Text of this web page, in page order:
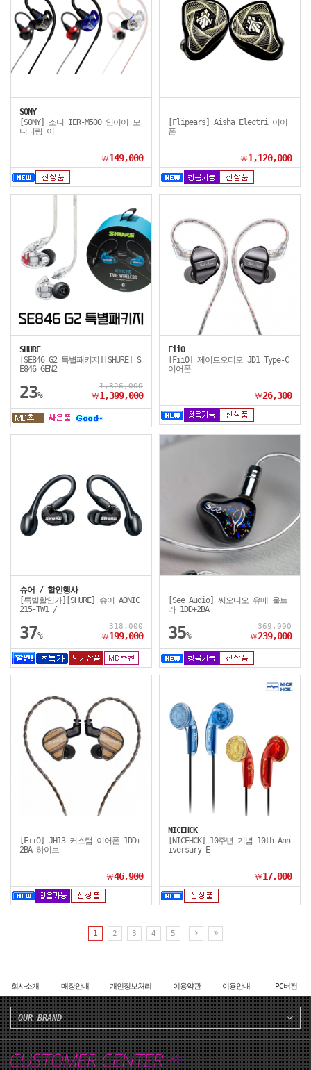
SONY
[SONY] 소니 IER-M500 인이어 모
니터링 이
￦149,000
[Flipears] Aisha Electri 이어
폰
￦1,120,000
SHURE
[SE846 G2 특별패키지][SHURE] S
E846 GEN2
23%
1,826,000
￦1,399,000
FiiO
[FiiO] 제이드오디오 JD1 Type-C
이어폰
￦26,300
슈어 / 할인행사
[특별할인가][SHURE] 슈어 AONIC
215-TW1 /
37%
318,000
￦199,000
[See Audio] 씨오디오 유메 울트
라 1DD+2BA
35%
369,000
￦239,000
[FiiO] JH13 커스텀 이어폰 1DD+
2BA 하이브
￦46,900
NICEHCK
[NICEHCK] 10주년 기념 10th Ann
iversary E
￦17,000
1 2 3 4 5
회사소개 매장안내 개인정보처리 이용약관 이용안내 PC버전
OUR BRAND